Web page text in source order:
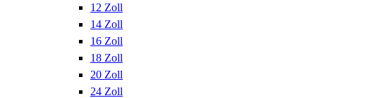
12 Zoll
14 Zoll
16 Zoll
18 Zoll
20 Zoll
24 Zoll